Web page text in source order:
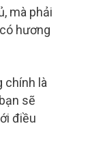
mà phải
hương
chính là
sẽ
điều